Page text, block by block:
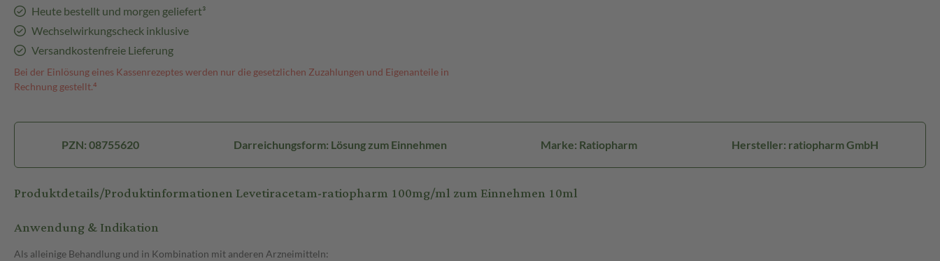
Heute bestellt und morgen geliefert³
Wechselwirkungscheck inklusive
Versandkostenfreie Lieferung
Bei der Einlösung eines Kassenrezeptes werden nur die gesetzlichen Zuzahlungen und Eigenanteile in
Rechnung gestellt.⁴
PZN: 08755620 Darreichungsform: Lösung zum Einnehmen Marke: Ratiopharm Hersteller: ratiopharm GmbH
Produktdetails/Produktinformationen Levetiracetam-ratiopharm 100mg/ml zum Einnehmen 10ml
Anwendung & Indikation
Als alleinige Behandlung und in Kombination mit anderen Arzneimitteln: